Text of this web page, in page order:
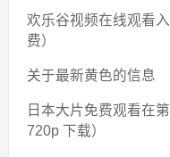
欢乐谷视频在线观看
费）
关于最新黄色的信息
日本大片免费观看在
720p 下载）